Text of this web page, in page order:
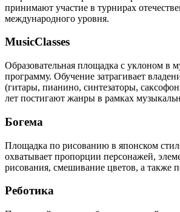
принимают участие в турнирах
международного уровня.
MusicClasses
Образовательная площадка с уклоном в
программу. Обучение затрагивает
(гитары, пианино, синтезаторы,
лет постигают жанры в рамках
Богема
Площадка по рисованию в японском
охватывает пропорции персонажей,
рисования, смешивание цветов, а также
Реботика